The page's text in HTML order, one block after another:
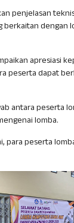
penjelasan
dengan
apresiasi
peserta dapat
antara peserta
lomba.
para peserta